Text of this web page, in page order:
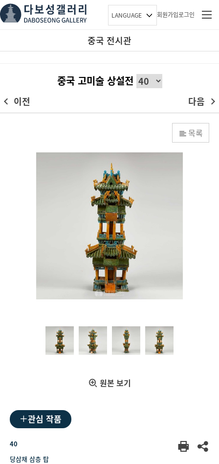
LANGUAGE 회원가입로그인
중국 전시관
이전
중국 고미술 상설전
다음
목록
원본 보기
관심 작품
40
당삼채 삼층 탑